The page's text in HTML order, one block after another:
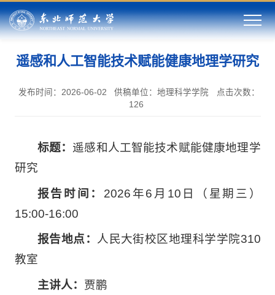
遥感和人工智能技术赋能健康地理学研究
发布时间：2026-06-02 供稿单位：地理科学学院
点击次数：
126
标题： 遥感和人工智能技术赋能健康地理学
研究
报告时间： 2026年6月10日（星期三）
15:00-16:00
报告地点： 人民大街校区地理科学学院310
教室
主讲人： 贾鹏